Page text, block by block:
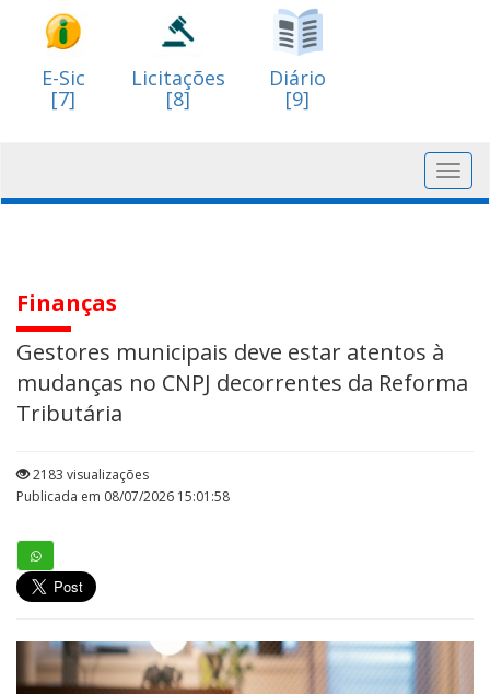
E-Sic
[7]
Licitações
[8]
Diário
[9]
Finanças
Gestores municipais deve estar atentos à
mudanças no CNPJ decorrentes da Reforma
Tributária
2183 visualizações
Publicada em 08/07/2026 15:01:58